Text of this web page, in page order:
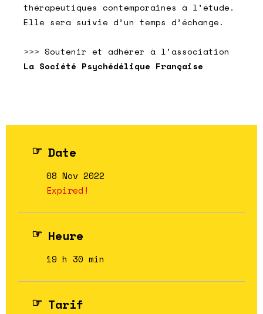
thérapeutiques contemporaines à l’étude.
Elle sera suivie d’un temps d’échange.
>>> Soutenir et adhérer à l’association
La Société Psychédélique Française
Date
08 Nov 2022
Expired!
Heure
19 h 30 min
Tarif